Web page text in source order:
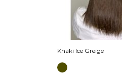
Khaki Ice Greige